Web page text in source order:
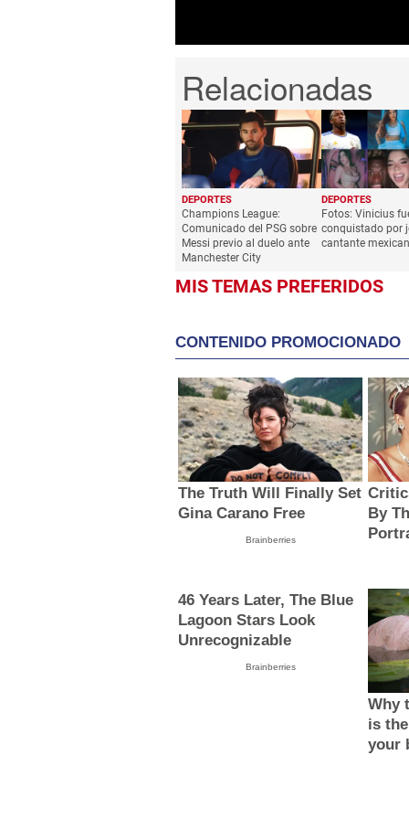
DEPORTES
Champions League:
Comunicado del PSG sobre
Messi previo al duelo ante
Manchester City
DEPORTES
Fotos: Vinicius
conquistado por
cantante
MIS TEMAS PREFERIDOS
CONTENIDO PROMOCIONADO
The Truth Will Finally Set
Gina Carano Free
Brainberries
By
46 Years Later, The Blue
Lagoon Stars Look
Unrecognizable
Brainberries
Why
is
your